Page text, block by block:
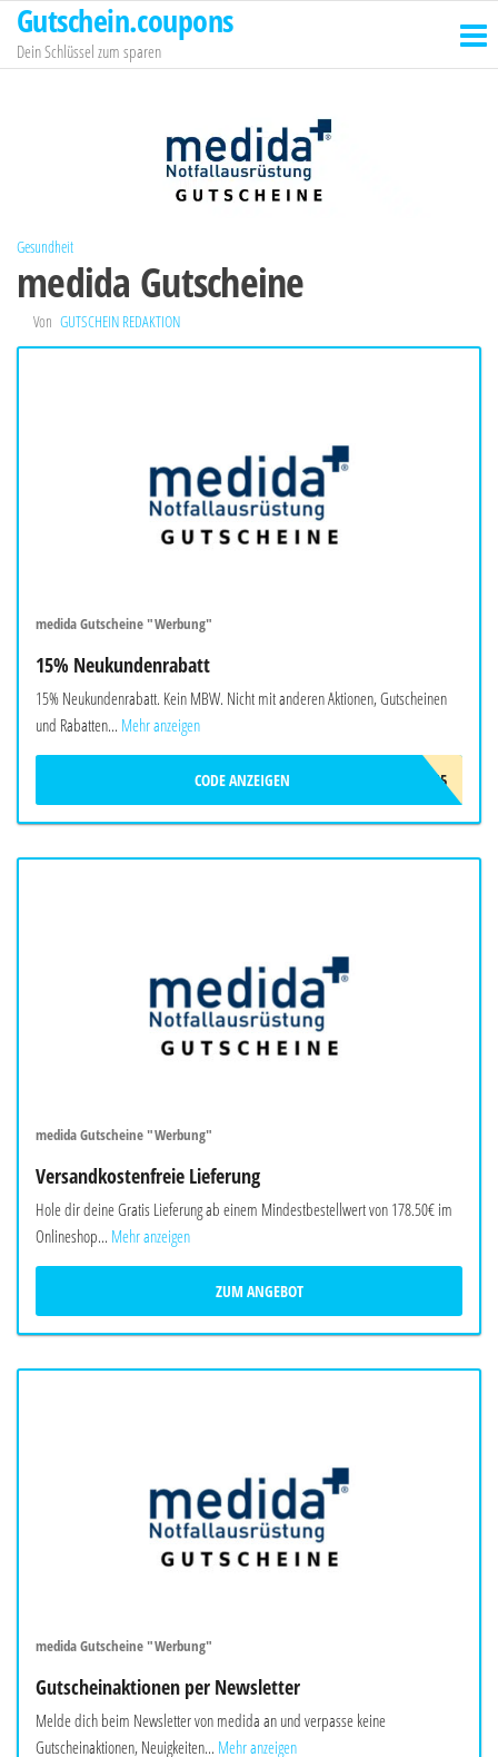
Zum
Inhalt
springen
Gutschein.coupons
Dein Schlüssel zum sparen
Gesundheit
medida Gutscheine
Von GUTSCHEIN REDAKTION
medida Gutscheine "Werbung"
15% Neukundenrabatt
15% Neukundenrabatt. Kein MBW. Nicht mit anderen Aktionen, Gutscheinen
und Rabatten... Mehr anzeigen
NEU15
CODE ANZEIGEN
medida Gutscheine "Werbung"
Versandkostenfreie Lieferung
Hole dir deine Gratis Lieferung ab einem Mindestbestellwert von 178.50€ im
Onlineshop... Mehr anzeigen
ZUM ANGEBOT
medida Gutscheine "Werbung"
Gutscheinaktionen per Newsletter
Melde dich beim Newsletter von medida an und verpasse keine
Gutscheinaktionen, Neuigkeiten... Mehr anzeigen